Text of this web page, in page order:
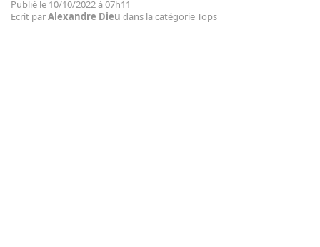
Faits Divers
Publié le 10/10/2022 à 07h11
Ecrit parAlexandre Dieu dans la catégorie Tops